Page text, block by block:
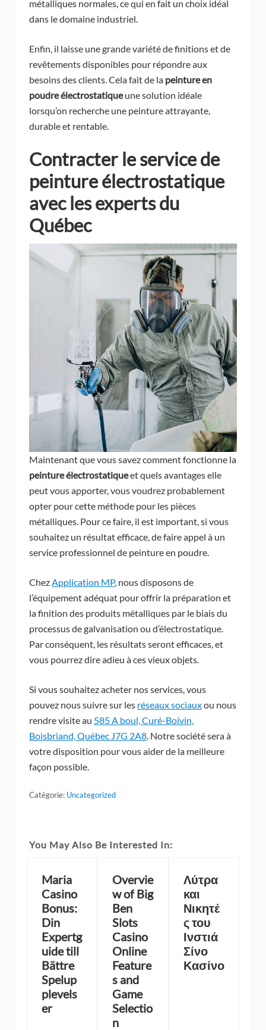
métalliques normales, ce qui en fait un choix idéal
dans le domaine industriel.
Enfin, il laisse une grande variété de finitions et de
revêtements disponibles pour répondre aux
besoins des clients. Cela fait de la peinture en
poudre électrostatiqueune solution idéale
lorsqu’on recherche une peinture attrayante,
durable et rentable.
Contracter le service de
peinture électrostatique
avec les experts du
Québec
Maintenant que vous savez comment fonctionne la
peinture électrostatiqueet quels avantages elle
peut vous apporter, vous voudrez probablement
opter pour cette méthode pour les pièces
métalliques. Pour ce faire, il est important, si vous
souhaitez un résultat efficace, de faire appel à un
service professionnel de peinture en poudre.
Chez Application MP, nous disposons de
l’équipement adéquat pour offrir la préparation et
la finition des produits métalliques par le biais du
processus de galvanisation ou d’électrostatique.
Par conséquent, les résultats seront efficaces, et
vous pourrez dire adieu à ces vieux objets.
Si vous souhaitez acheter nos services, vous
pouvez nous suivre sur les réseaux sociauxou nous
rendre visite au 585 A boul, Curé-Boivin,
Boisbriand, Québec J7G 2A8 . Notre société sera à
votre disposition pour vous aider de la meilleure
façon possible.
Catégorie: Uncategorized
You May Also Be Interested In:
Maria
Casino
Bonus:
Din
Expertg
uide till
Bättre
Spelup
plevels
er
Overvie
w of Big
Ben
Slots
Casino
Online
Feature
s and
Game
Selectio
n
Λύτρα
και
Νικητέ
ς του
Ινστιά
Σίνο
Κασίνο